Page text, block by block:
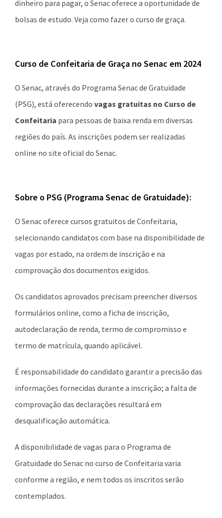
dinheiro para pagar, o Senac oferece a oportunidade de
bolsas de estudo. Veja como fazer o curso de graça.
Curso de Confeitaria de Graça no Senac em 2024
O Senac, através do Programa Senac de Gratuidade
(PSG), está oferecendo vagas gratuitas no Curso de
Confeitaria para pessoas de baixa renda em diversas
regiões do país. As inscrições podem ser realizadas
online no site oficial do Senac.
Sobre o PSG (Programa Senac de Gratuidade):
O Senac oferece cursos gratuitos de Confeitaria,
selecionando candidatos com base na disponibilidade de
vagas por estado, na ordem de inscrição e na
comprovação dos documentos exigidos.
Os candidatos aprovados precisam preencher diversos
formulários online, como a ficha de inscrição,
autodeclaração de renda, termo de compromisso e
termo de matrícula, quando aplicável.
É responsabilidade do candidato garantir a precisão das
informações fornecidas durante a inscrição; a falta de
comprovação das declarações resultará em
desqualificação automática.
A disponibilidade de vagas para o Programa de
Gratuidade do Senac no curso de Confeitaria varia
conforme a região, e nem todos os inscritos serão
contemplados.